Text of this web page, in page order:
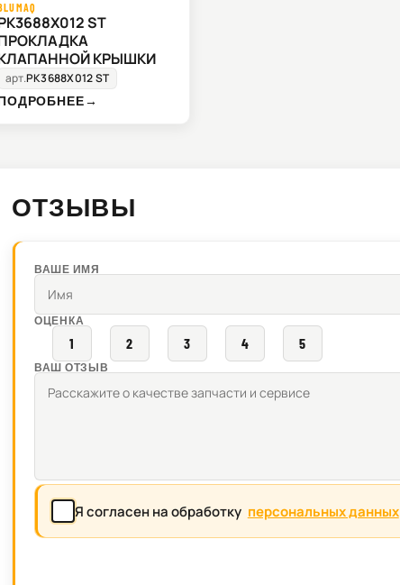
ST
КРЫШКИ
арт.PK3688X012 ST
→
ОТЗЫВЫ
ВАШЕ ИМЯ
ОЦЕНКА
1 2 3 4 5
ВАШ ОТЗЫВ
Я согласен на обработку персональных данных